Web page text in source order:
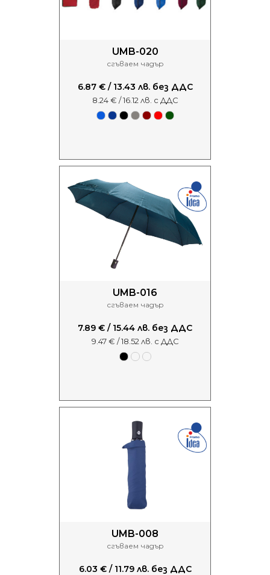
UMB-020
сгъваем чадър
6.87 € / 13.43 лв. без ДДС
8.24 € / 16.12 лв. с ДДС
UMB-016
сгъваем чадър
7.89 € / 15.44 лв. без ДДС
9.47 € / 18.52 лв. с ДДС
UMB-008
сгъваем чадър
6.03 € / 11.79 лв. без ДДС